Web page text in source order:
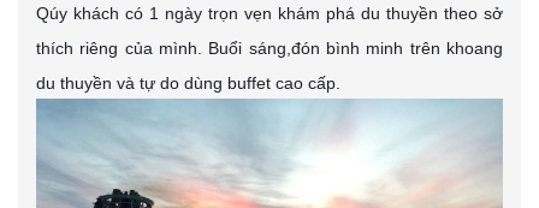
Qúy khách có 1 ngày trọn vẹn khám phá du thuyền theo sở
thích riêng của mình. Buổi sáng,đón bình minh trên khoang
du thuyền và tự do dùng buffet cao cấp.